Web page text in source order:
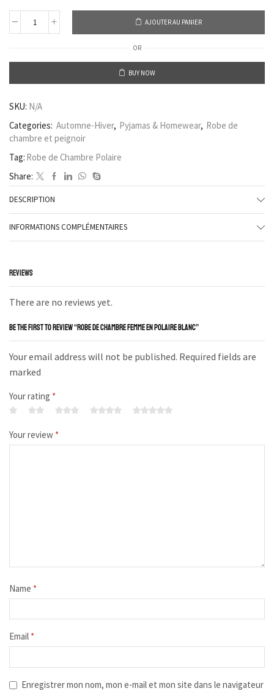
AJOUTER AU PANIER
OR
BUY NOW
SKU: N/A
Categories: Automne-Hiver, Pyjamas & Homewear, Robe de
chambre et peignoir
Tag: Robe de Chambre Polaire
Share:
DESCRIPTION
INFORMATIONS COMPLÉMENTAIRES
REVIEWS
There are no reviews yet.
BE THE FIRST TO REVIEW “ROBE DE CHAMBRE FEMME EN POLAIRE BLANC”
Your email address will not be published. Required fields are
marked
Your rating *
Your review *
Name *
Email *
Enregistrer mon nom, mon e-mail et mon site dans le navigateur